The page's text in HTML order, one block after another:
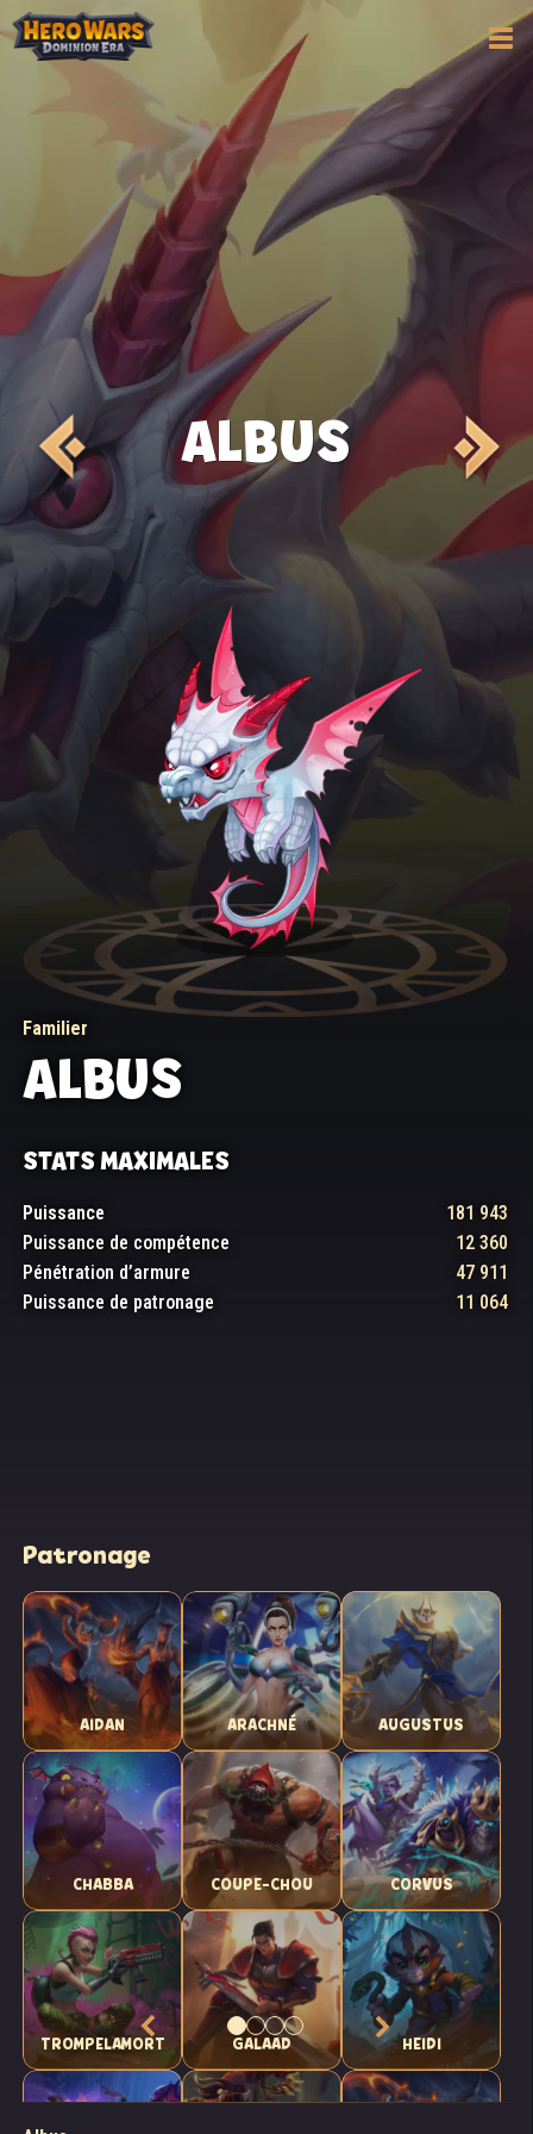
ALBUS
Familier
ALBUS
STATS MAXIMALES
Puissance
181 943
Puissance de compétence
12 360
Pénétration d’armure
47 911
Puissance de patronage
11 064
Patronage
AIDAN ARACHNÉ AUGUSTUS
CHABBA COUPE-CHOU CORVUS
TROMPELAMORT GALAAD HEIDI